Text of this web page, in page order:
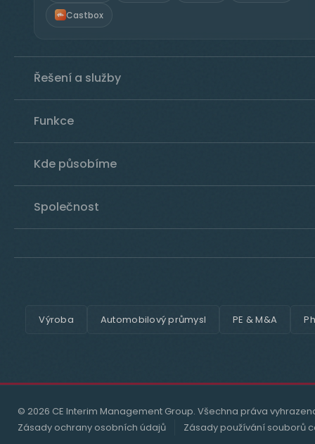
Castbox
Řešení a služby
Funkce
Kde působíme
Společnost
Výroba Automobilový průmysl PE & M&A
© 2026 CE Interim Management Group. Všechna práva
Zásady ochrany osobních údajů
Zásady používání souborů